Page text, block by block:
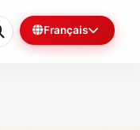
Français